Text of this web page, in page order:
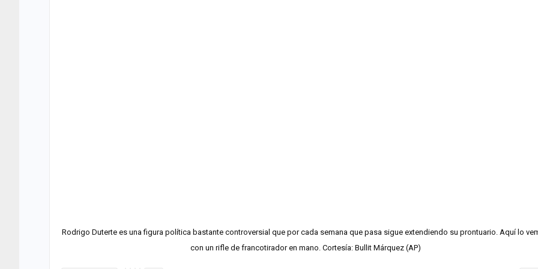
Rodrigo Duterte es una figura política bastante controversial que por cada semana que pasa sigue extendiendo su prontuario. Aquí lo
con un rifle de francotirador en mano. Cortesía: Bullit Márquez (AP)